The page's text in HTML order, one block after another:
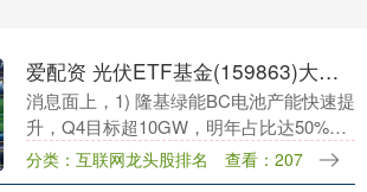
爱配资 光伏ETF基金(159863)大涨294%，多重利好共振引爆光伏板块
消息面上，1) 隆基绿能BC电池产能快速提
升，Q4目标超10GW，明年占比达50%，
欧洲市场溢价稳定，推动毛利率改善；2)
光伏玻璃价格9月预计跳涨，2.0mm....
分类：互联网龙头股排名 查看：207